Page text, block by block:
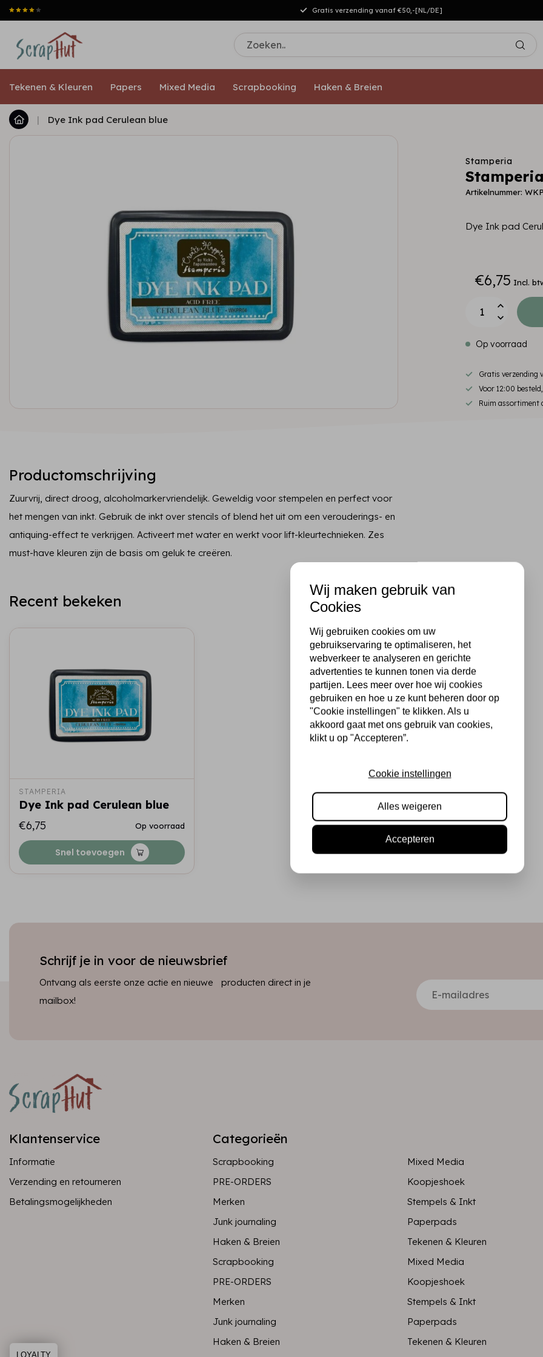
Gratis verzending vanaf €50,-[NL/DE]
Tekenen & Kleuren Papers Mixed Media Scrapbooking Haken & Breien
| Dye Ink pad Cerulean blue
Stamperia
Artikelnummer:
Dye Ink pad
€6,75 Incl.
Op voorraad
Gratis
Voor 12:00
Ruim assortiment
Productomschrijving
Zuurvrij, direct droog, alcoholmarkervriendelijk. Geweldig voor stempelen en perfect voor
het mengen van inkt. Gebruik de inkt over stencils of blend het uit om een ​​verouderings- en
antiquing-effect te verkrijgen. Activeert met water en werkt voor lift-kleurtechnieken. Zes
must-have kleuren zijn de basis om geluk te creëren.
Recent bekeken
STAMPERIA
Dye Ink pad Cerulean blue
€6,75
Op voorraad
Snel toevoegen
Schrijf je in voor de nieuwsbrief
Ontvang als eerste onze actie en nieuwe producten direct in je
mailbox!
Klantenservice
Informatie
Verzending en retourneren
Betalingsmogelijkheden
Categorieën
Scrapbooking
Mixed Media
PRE-ORDERS
Koopjeshoek
Merken
Stempels & Inkt
Junk journaling
Paperpads
Haken & Breien
Tekenen & Kleuren
Scrapbooking
Mixed Media
PRE-ORDERS
Koopjeshoek
Merken
Stempels & Inkt
Junk journaling
Paperpads
Haken & Breien
Tekenen & Kleuren
Wij maken gebruik van
Cookies
Wij gebruiken cookies om uw
gebruikservaring te optimaliseren, het
webverkeer te analyseren en gerichte
advertenties te kunnen tonen via derde
partijen. Lees meer over hoe wij cookies
gebruiken en hoe u ze kunt beheren door op
"Cookie instellingen" te klikken. Als u
akkoord gaat met ons gebruik van cookies,
klikt u op "Accepteren”.
Cookie instellingen
Alles weigeren
Accepteren
LOYALTY